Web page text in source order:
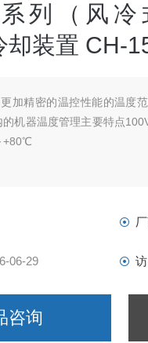
列（风冷
却装置 CH-
加精密的温控性能的温度
机器温度管理主要特点
+80℃
06-29
咨询